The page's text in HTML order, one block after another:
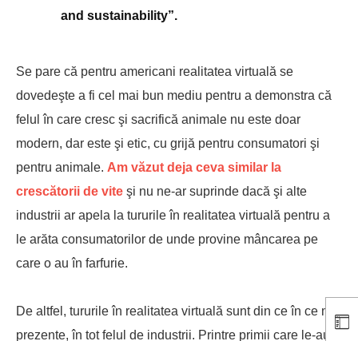
and sustainability”.
Se pare că pentru americani realitatea virtuală se
dovedeşte a fi cel mai bun mediu pentru a demonstra că
felul în care cresc şi sacrifică animale nu este doar
modern, dar este şi etic, cu grijă pentru consumatori şi
pentru animale. Am văzut deja ceva similar la
crescătorii de vite şi nu ne-ar suprinde dacă şi alte
industrii ar apela la tururile în realitatea virtuală pentru a
le arăta consumatorilor de unde provine mâncarea pe
care o au în farfurie.
De altfel, tururile în realitatea virtuală sunt din ce în ce mai
prezente, în tot felul de industrii. Printre primii care le-au